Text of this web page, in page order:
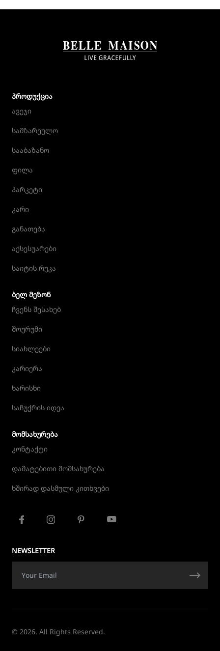
ᲞᲠᲝᲓᲣᲥᲪᲘᲐ
ავეჯი
სამზარეულო
სააბაზანო
ფილა
პარკეტი
კარი
განათება
აქსესუარები
საიტის რუკა
ᲑᲔᲚ ᲛᲔᲖᲝᲜ
ჩვენს შესახებ
შოურუმი
სიახლეები
კარიერა
ხარისხი
საჩუქრის იდეა
ᲛᲝᲛᲡᲐᲮᲣᲠᲔᲑᲐ
კონტაქტი
დამატებითი მომსახურება
ხშირად დასმული კითხვები
NEWSLETTER
© 2026. All Rights Reserved.